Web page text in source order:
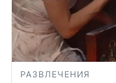
РАЗВЛЕЧЕНИЯ